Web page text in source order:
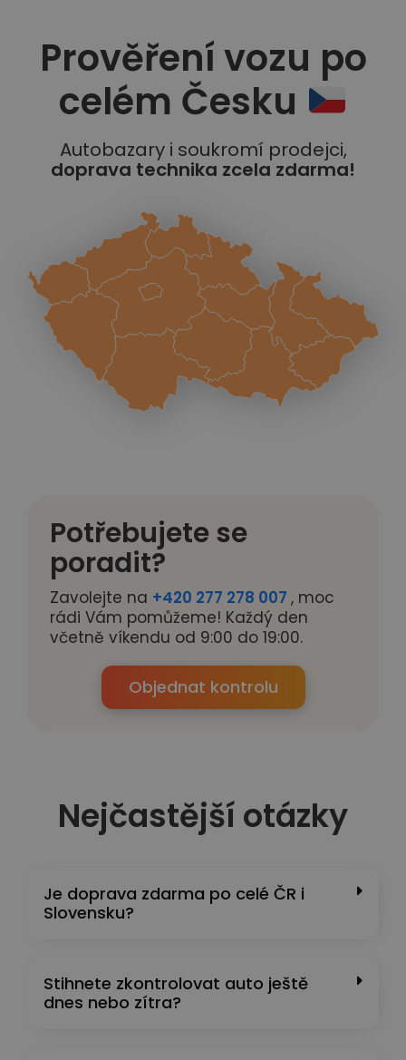
Prověření vozu po
celém Česku
Autobazary i soukromí prodejci,
doprava technika zcela zdarma!
Potřebujete se
poradit?
Zavolejte na +420 277 278 007 , moc
rádi Vám pomůžeme! Každý den
včetně víkendu od 9:00 do 19:00.
Objednat kontrolu
Nejčastější otázky
Je doprava zdarma po celé ČR i
Slovensku?
Stihnete zkontrolovat auto ještě
dnes nebo zítra?